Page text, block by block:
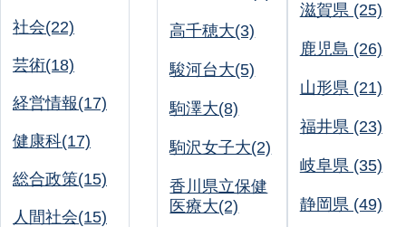
社会(22)
芸術(18)
経営情報(17)
健康科(17)
総合政策(15)
人間社会(15)
高千穂大(3)
駿河台大(5)
駒澤大(8)
駒沢女子大(2)
香川県立保健
医療大(2)
滋賀県 (25)
鹿児島 (26)
山形県 (21)
福井県 (23)
岐阜県 (35)
静岡県 (49)